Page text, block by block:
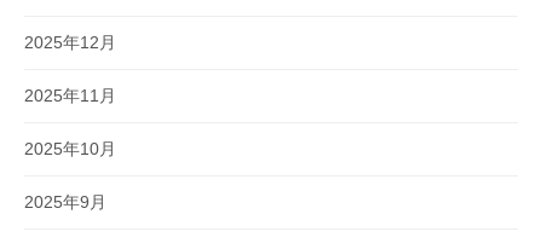
2025年12月
2025年11月
2025年10月
2025年9月